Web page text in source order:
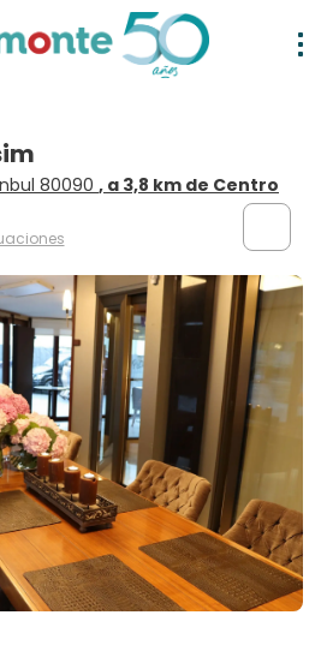
80090 , a 3,8 km de Centro